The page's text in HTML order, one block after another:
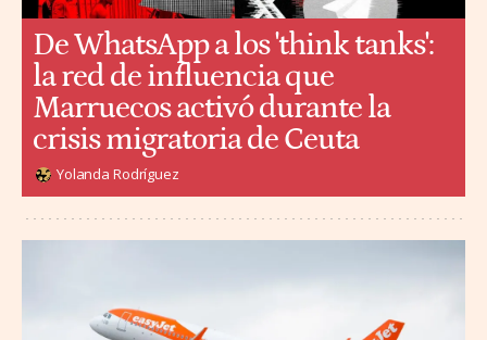
De WhatsApp a los 'think tanks':
la red de influencia que
Marruecos activó durante la
crisis migratoria de Ceuta
Yolanda Rodríguez